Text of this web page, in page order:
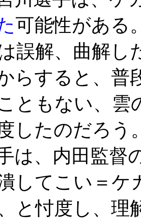
可能性がある
誤解、曲解し
らすると、普
ともない、雲
したのだろう
は、内田監督
してこい＝ケ
と忖度し、理